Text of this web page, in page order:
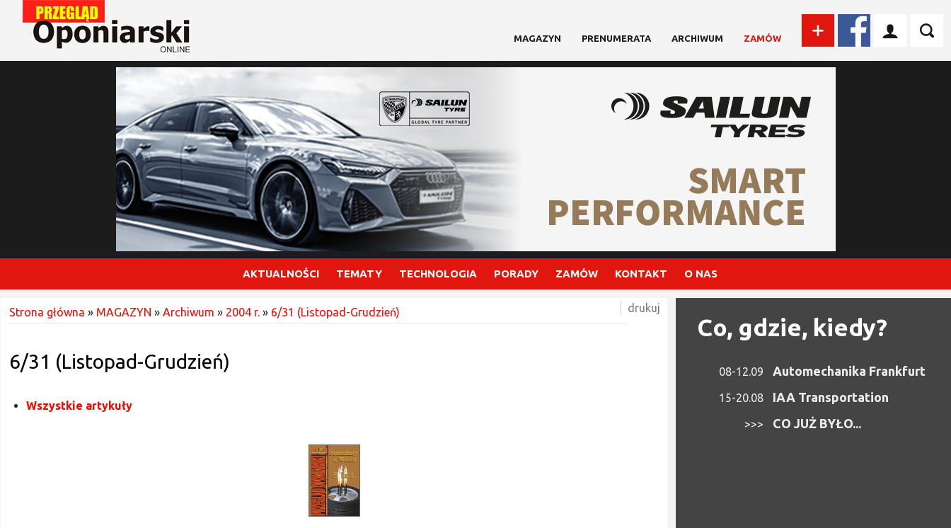
MAGAZYN PRENUMERATA ARCHIWUM ZAMÓW
AKTUALNOŚCI TEMATY TECHNOLOGIA PORADY ZAMÓW KONTAKT O NAS
Strona główna » MAGAZYN » Archiwum » 2004 r. » 6/31 (Listopad-Grudzień)
6/31 (Listopad-Grudzień)
Wszystkie artykuły
drukuj
Co, gdzie, kiedy?
08-12.09 Automechanika Frankfurt
15-20.08 IAA Transportation
>>> CO JUŻ BYŁO...